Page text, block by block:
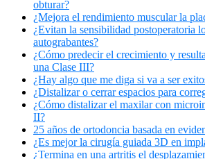
obturar?
¿Mejora el rendimiento muscular la
¿Evitan la sensibilidad postoperatoria
autograbantes?
¿Cómo predecir el crecimiento y
una Clase III?
¿Hay algo que me diga si va a ser
¿Distalizar o cerrar espacios para
¿Cómo distalizar el maxilar con
II?
25 años de ortodoncia basada en
¿Es mejor la cirugía guiada 3D en
¿Termina en una artritis el